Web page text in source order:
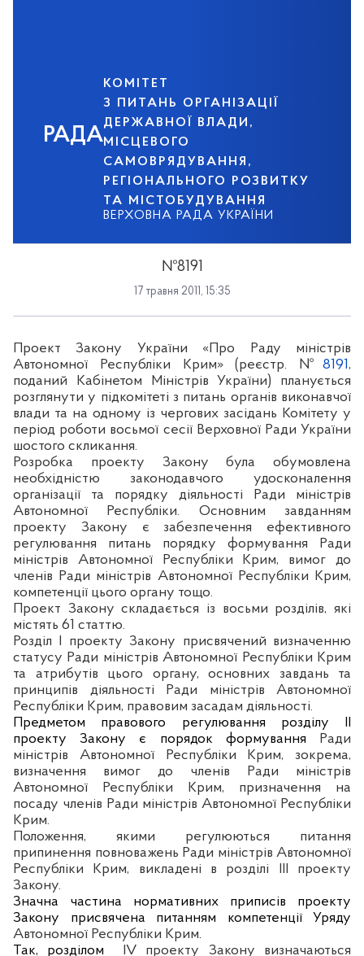
РАДА
КОМІТЕТ
З ПИТАНЬ ОРГАНІЗАЦІЇ
ДЕРЖАВНОЇ ВЛАДИ,
МІСЦЕВОГО
САМОВРЯДУВАННЯ,
РЕГІОНАЛЬНОГО РОЗВИТКУ
ТА МІСТОБУДУВАННЯ
ВЕРХОВНА РАДА УКРАЇНИ
№8191
17 травня 2011, 15:35
Проект Закону України «Про Раду міністрів
Автономної Республіки Крим»(реєстр. №8191,
поданий Кабінетом Міністрів України) планується
розглянути у підкомітеті з питань органів виконавчої
влади та на одному із чергових засідань Комітету у
період роботи восьмої сесії Верховної Ради України
шостого скликання.
Розробка проекту Закону була обумовлена
необхідністю законодавчого удосконалення
організації та порядку діяльності Ради міністрів
Автономної Республіки. Основним завданням
проекту Закону є забезпечення ефективного
регулювання питань порядку формування Ради
міністрів Автономної Республіки Крим, вимог до
членів Ради міністрів Автономної Республіки Крим,
компетенції цього органу тощо.
Проект Закону складається із восьми розділів, які
містять 61 статтю.
Розділ І проекту Закону присвячений визначенню
статусу Ради міністрів Автономної Республіки Крим
та атрибутів цього органу, основних завдань та
принципів діяльності Ради міністрів Автономної
Республіки Крим, правовим засадам діяльності.
Предметом правового регулювання розділу ІІ
проекту Закону є порядок формування
Ради
міністрів Автономної Республіки Крим, зокрема,
визначення вимог до членів
Ради міністрів
Автономної Республіки Крим, призначення на
посаду членів Ради міністрів Автономної Республіки
Крим.
Положення, якими регулюються питання
припинення повноважень Ради міністрів Автономної
Республіки Крим, викладені в розділі ІІІ проекту
Закону.
Значна частина нормативних приписів проекту
Закону присвячена питанням компетенції Уряду
Автономної Республіки Крим.
Так, розділом
IV проекту Закону визначаються